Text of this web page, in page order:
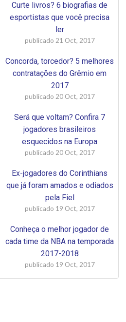
Curte livros? 6 biografias de
esportistas que você precisa
ler
publicado 21 Oct, 2017
Concorda, torcedor? 5 melhores
contratações do Grêmio em
2017
publicado 20 Oct, 2017
Será que voltam? Confira 7
jogadores brasileiros
esquecidos na Europa
publicado 20 Oct, 2017
Ex-jogadores do Corinthians
que já foram amados e odiados
pela Fiel
publicado 19 Oct, 2017
Conheça o melhor jogador de
cada time da NBA na temporada
2017-2018
publicado 19 Oct, 2017